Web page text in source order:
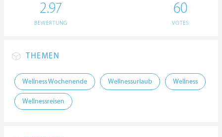
2.97
BEWERTUNG
60
VOTES
THEMEN
Wellness Wochenende Wellnessurlaub Wellness
Wellnessreisen